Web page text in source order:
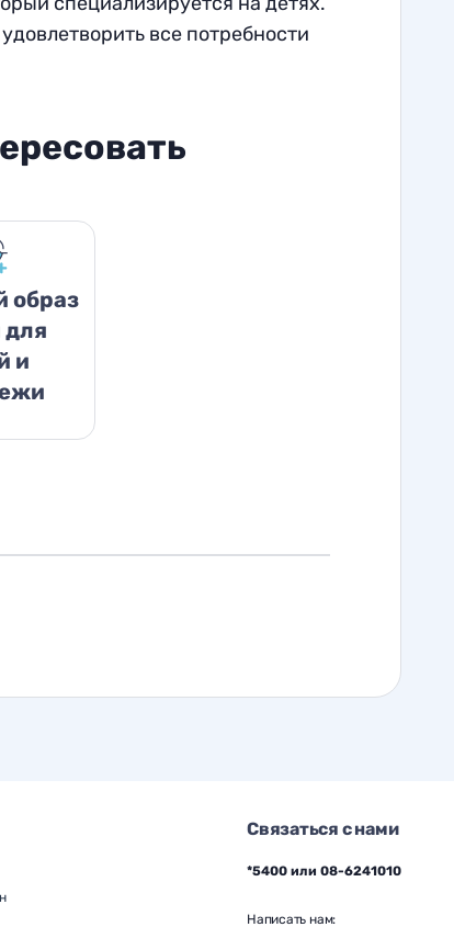
все потребности
образ
и
Связаться с нами
*5400 или 08-6241010
Написать нам: